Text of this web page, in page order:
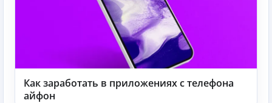
Как заработать в приложениях с телефона
айфон